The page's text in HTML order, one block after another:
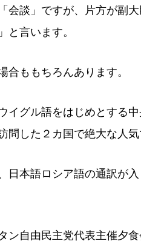
会談」ですが、片方が副
と言います。
合ももちろんあります。
イグル語をはじめとする
した２カ国で絶大な人気
日本語ロシア語の通訳が
ン自由民主党代表主催夕食